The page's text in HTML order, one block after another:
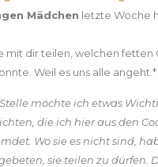
Mädchen letzte Woche
mit dir teilen, welchen fetten
Weil es uns alle angeht.*
möchte ich etwas
die ich hier aus den
Wo sie es nicht sind,
sie teilen zu dürfen.